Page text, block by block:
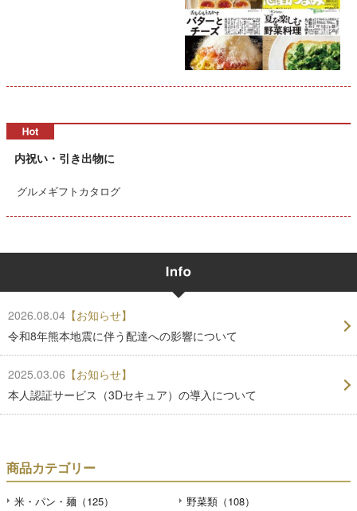
内祝い・引き出物に
グルメギフトカタログ
2026.08.04 【お知らせ】
令和8年熊本地震に伴う配達への影響について
2025.03.06 【お知らせ】
本人認証サービス（3Dセキュア）の導入について
商品カテゴリー
米・パン・麺（125） 野菜類（108）